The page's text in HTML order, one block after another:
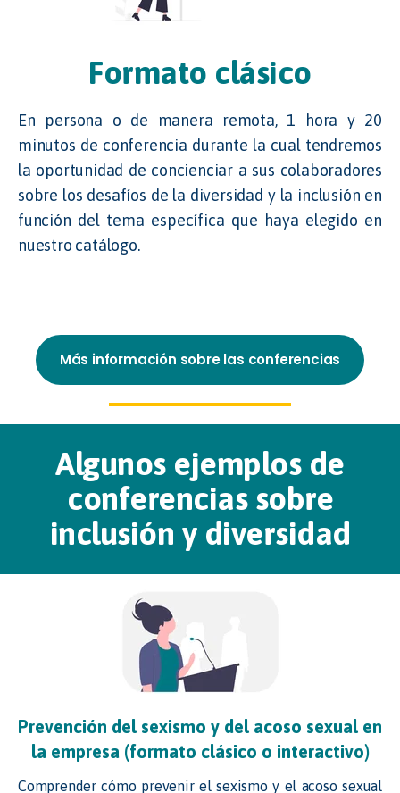
Formato clásico
En persona o de manera remota, 1 hora y 20
minutos de conferencia durante la cual tendremos
la oportunidad de concienciar a sus colaboradores
sobre los desafíos de la diversidad y la inclusión en
función del tema específica que haya elegido en
nuestro catálogo.
Más información sobre las conferencias
Algunos ejemplos de
conferencias sobre
inclusión y diversidad
Prevención del sexismo y del acoso sexual en
la empresa (formato clásico o interactivo)
Comprender cómo prevenir el sexismo y el acoso sexual